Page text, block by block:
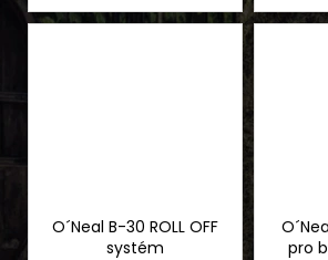
O´Neal B-30 ROLL OFF
systém
pro